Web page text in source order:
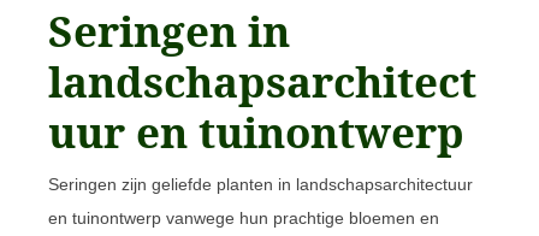
Seringen in
landschapsarchitect
uur en tuinontwerp
Seringen zijn geliefde planten in landschapsarchitectuur
en tuinontwerp vanwege hun prachtige bloemen en